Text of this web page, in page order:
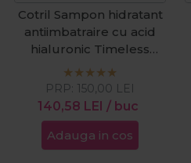
Cotril Sampon hidratant
antiimbatraire cu acid
hialuronic Timeless
300ml
140,58 LEI / buc
PRP: 150,00 LEI
Adauga in cos